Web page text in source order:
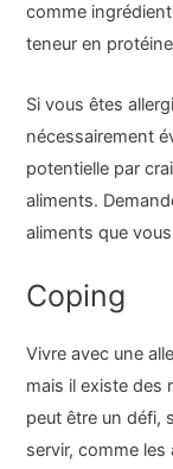
comme
teneur en
Si vous êtes
nécessairement
potentielle par
aliments.
aliments que
Coping
Vivre avec une
mais il existe des
peut être un défi,
servir, comme les